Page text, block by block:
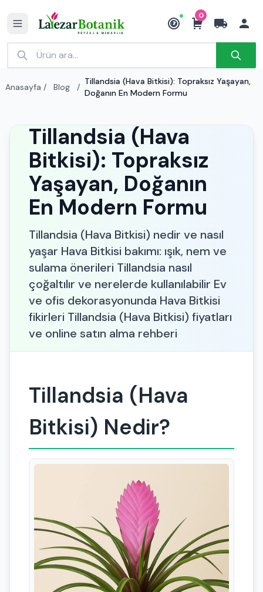
₺
0
Anasayfa / Blog /
Tillandsia (Hava Bitkisi): Topraksız Yaşayan,
Doğanın En Modern Formu
Tillandsia (Hava
Bitkisi): Topraksız
Yaşayan, Doğanın
En Modern Formu
Tillandsia (Hava Bitkisi) nedir ve nasıl
yaşar Hava Bitkisi bakımı: ışık, nem ve
sulama önerileri Tillandsia nasıl
çoğaltılır ve nerelerde kullanılabilir Ev
ve ofis dekorasyonunda Hava Bitkisi
fikirleri Tillandsia (Hava Bitkisi) fiyatları
ve online satın alma rehberi
Tillandsia (Hava
Bitkisi) Nedir?